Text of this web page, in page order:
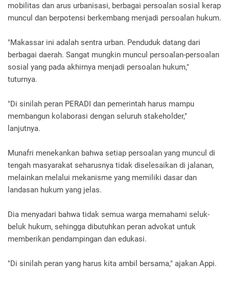
mobilitas dan arus urbanisasi, berbagai persoalan sosial kerap
muncul dan berpotensi berkembang menjadi persoalan hukum.
"Makassar ini adalah sentra urban. Penduduk datang dari
berbagai daerah. Sangat mungkin muncul persoalan-persoalan
sosial yang pada akhirnya menjadi persoalan hukum,"
tuturnya.
"Di sinilah peran PERADI dan pemerintah harus mampu
membangun kolaborasi dengan seluruh stakeholder,"
lanjutnya.
Munafri menekankan bahwa setiap persoalan yang muncul di
tengah masyarakat seharusnya tidak diselesaikan di jalanan,
melainkan melalui mekanisme yang memiliki dasar dan
landasan hukum yang jelas.
Dia menyadari bahwa tidak semua warga memahami seluk-
beluk hukum, sehingga dibutuhkan peran advokat untuk
memberikan pendampingan dan edukasi.
"Di sinilah peran yang harus kita ambil bersama," ajakan Appi.